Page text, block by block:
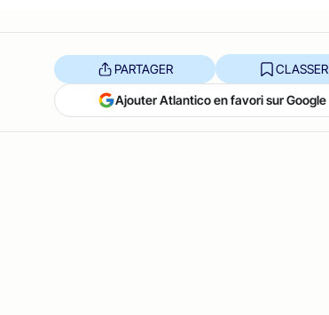
PARTAGER CLASSER
Ajouter Atlantico en favori sur Google